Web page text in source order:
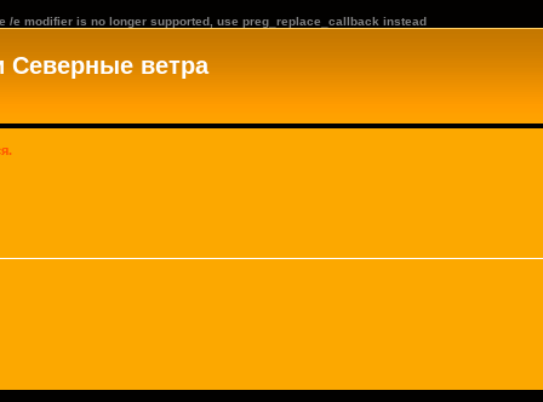
/e modifier is no longer supported, use preg_replace_callback instead
Северные ветра